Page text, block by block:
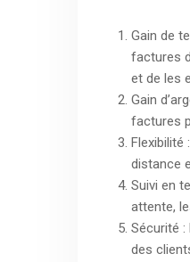
Gain de
factures
et de les
Gain
factures
distance
Suivi en
attente,
Sécurité
des